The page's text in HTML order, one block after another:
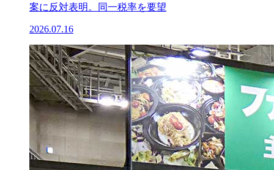
案に反対表明。同一税率を要望
2026.07.16